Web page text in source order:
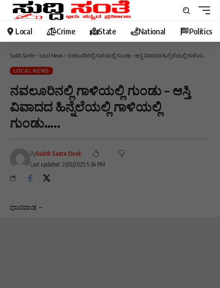
Local Crime State National Politics
Suddi Sante > Local News > ನವಲೂರಿನಲ್ಲಿ ಗಾಳಿಯಲ್ಲಿ ಗುಂಡು – ಆಸ್ತಿ ವಿವಾದದ ಹಿನ್ನೆಲೆಯಲ್ಲಿ ಗಾಳಿಯಲ್ಲಿ ಗುಂಡು…..
LOCAL NEWS
ನವಲೂರಿನಲ್ಲಿ ಗಾಳಿಯಲ್ಲಿ ಗುಂಡು – ಆಸ್ತಿ
ವಿವಾದದ ಹಿನ್ನೆಲೆಯಲ್ಲಿ ಗಾಳಿಯಲ್ಲಿ
ಗುಂಡು…..
Last updated: 21/12/2025 5:34 PM
BySuddi Sante Desk
ಧಾರವಾಡ –